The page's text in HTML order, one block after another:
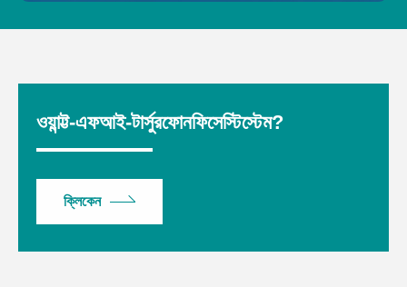
ওয়ান্ট্ট-এফআই-টার্সুরফোনফিসেস্টিস্টেম?
ক্লিকেন